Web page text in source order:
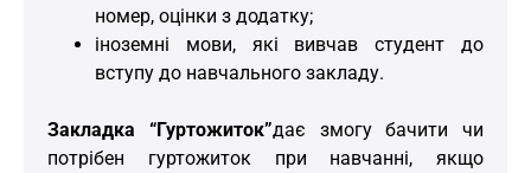
номер, оцінки з додатку;
іноземні мови, які вивчав студент до
вступу до навчального закладу.
Закладка “Гуртожиток”дає змогу бачити чи
потрібен гуртожиток при навчанні, якщо